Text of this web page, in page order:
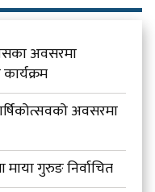
अवसरमा
अवसरमा
गुरुङ निर्वाचित